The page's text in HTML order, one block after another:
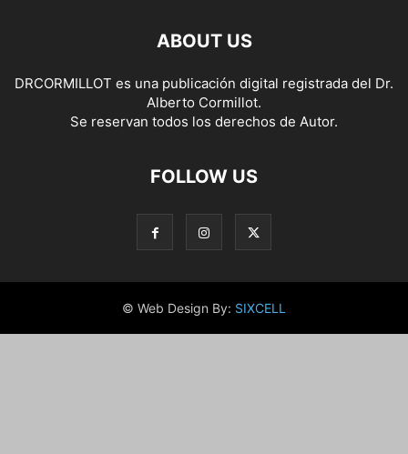
ABOUT US
DRCORMILLOT es una publicación digital registrada del Dr.
Alberto Cormillot.
Se reservan todos los derechos de Autor.
FOLLOW US
© Web Design By: SIXCELL